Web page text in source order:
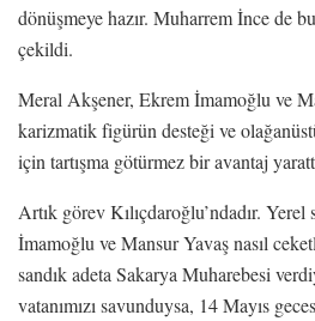
dönüşmeye hazır. Muharrem İnce de
çekildi.
Meral Akşener, Ekrem İmamoğlu ve
karizmatik figürün desteği ve
için tartışma götürmez bir avantaj
Artık görev Kılıçdaroğlu’ndadır.
İmamoğlu ve Mansur Yavaş nasıl
sandık adeta Sakarya Muharebesi
vatanımızı savunduysa, 14 Mayıs